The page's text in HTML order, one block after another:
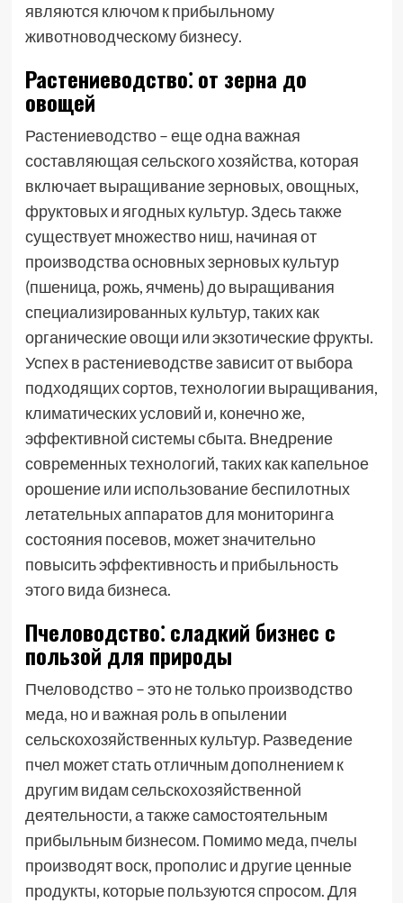
являются ключом к прибыльному
животноводческому бизнесу.
Растениеводство⁚ от зерна до
овощей
Растениеводство – еще одна важная
составляющая сельского хозяйства, которая
включает выращивание зерновых, овощных,
фруктовых и ягодных культур. Здесь также
существует множество ниш, начиная от
производства основных зерновых культур
(пшеница, рожь, ячмень) до выращивания
специализированных культур, таких как
органические овощи или экзотические фрукты.
Успех в растениеводстве зависит от выбора
подходящих сортов, технологии выращивания,
климатических условий и, конечно же,
эффективной системы сбыта. Внедрение
современных технологий, таких как капельное
орошение или использование беспилотных
летательных аппаратов для мониторинга
состояния посевов, может значительно
повысить эффективность и прибыльность
этого вида бизнеса.
Пчеловодство⁚ сладкий бизнес с
пользой для природы
Пчеловодство – это не только производство
меда, но и важная роль в опылении
сельскохозяйственных культур. Разведение
пчел может стать отличным дополнением к
другим видам сельскохозяйственной
деятельности, а также самостоятельным
прибыльным бизнесом. Помимо меда, пчелы
производят воск, прополис и другие ценные
продукты, которые пользуются спросом. Для